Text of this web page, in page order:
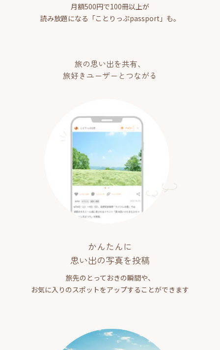
月額500円で100冊以上が
読み放題になる「ことりっぷpassport」も。
旅の思い出を共有、
旅好きユーザーとつながる
かんたんに
思い出の写真を投稿
旅先のとっておきの瞬間や、
お気に入りのスポットをアップすることができます